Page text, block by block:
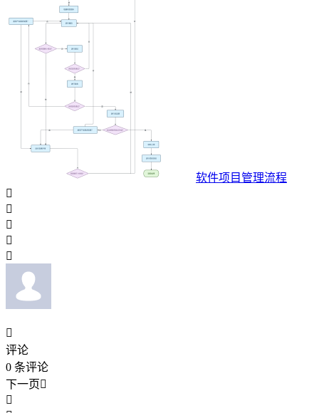
软件项目管理流程






评论
0 条评论
下一页
